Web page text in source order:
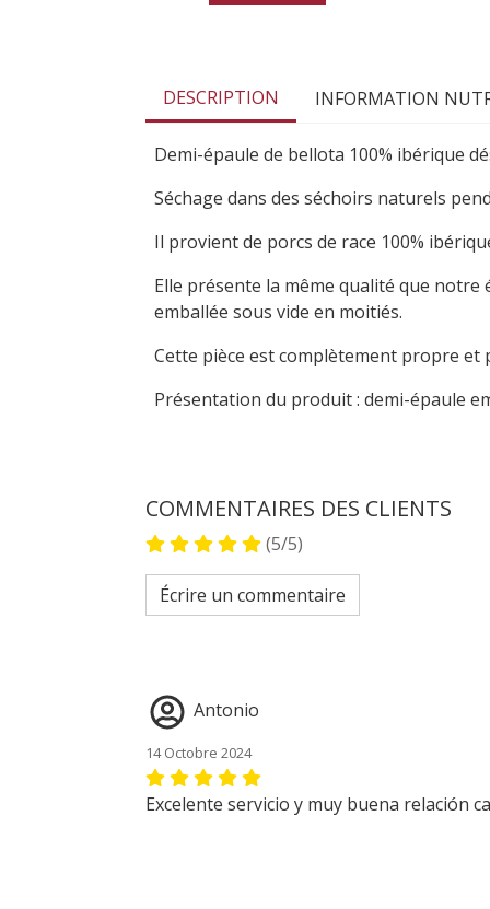
DESCRIPTION INFORMATION
Demi-épaule de bellota 100% ibérique
Séchage dans des séchoirs naturels
Il provient de porcs de race 100%
Elle présente la même qualité que
emballée sous vide en moitiés.
Cette pièce est complètement propre
Présentation du produit : demi-épaule
COMMENTAIRES DES CLIENTS
(5/5)
Écrire un commentaire
Antonio
14 Octobre 2024
Excelente servicio y muy buena relación